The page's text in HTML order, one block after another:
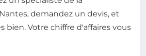
demandez un devis, et
bien. Votre chiffre d'affaires vous